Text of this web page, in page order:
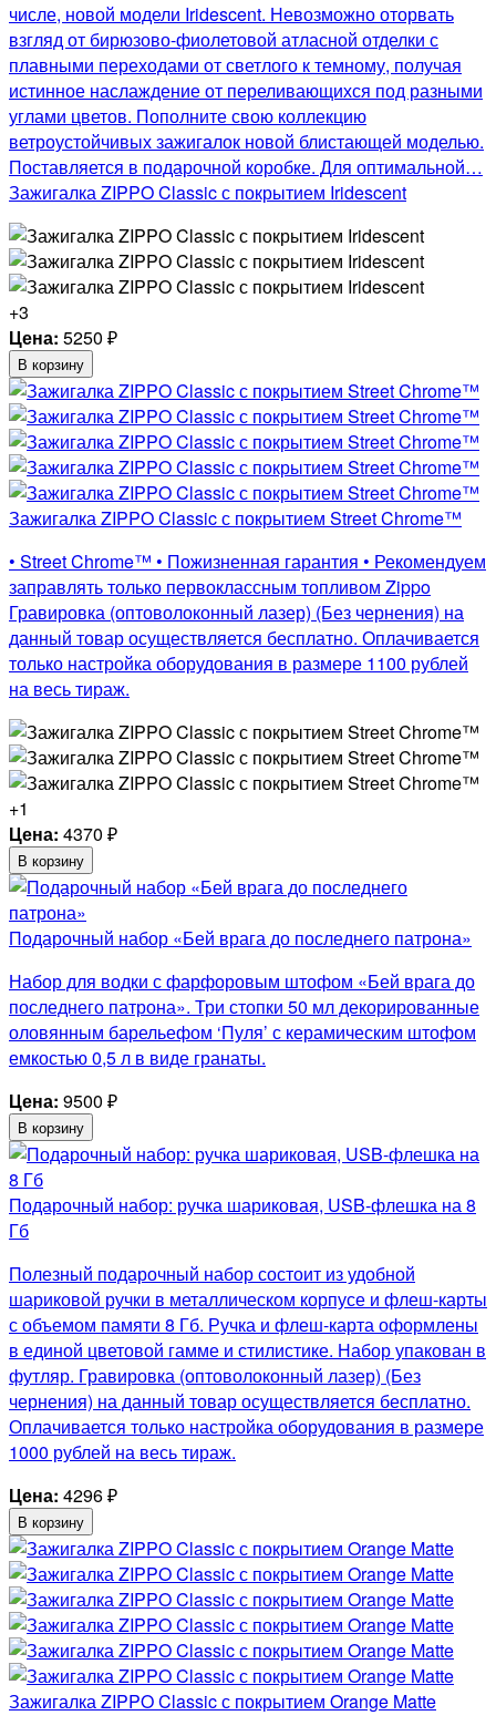
числе, новой модели Iridescent. Невозможно оторвать
взгляд от бирюзово-фиолетовой атласной отделки с
плавными переходами от светлого к темному, получая
истинное наслаждение от переливающихся под разными
углами цветов. Пополните свою коллекцию
ветроустойчивых зажигалок новой блистающей моделью.
Поставляется в подарочной коробке. Для оптимальной…
Зажигалка ZIPPO Classic с покрытием Iridescent
+3
Цена: 5250 ₽
В корзину
Зажигалка ZIPPO Classic с покрытием Street Chrome™
• Street Chrome™ • Пожизненная гарантия • Рекомендуем
заправлять только первоклассным топливом Zippo
Гравировка (оптоволоконный лазер) (Без чернения) на
данный товар осуществляется бесплатно. Оплачивается
только настройка оборудования в размере 1100 рублей
на весь тираж.
+1
Цена: 4370 ₽
В корзину
Подарочный набор «Бей врага до последнего патрона»
Набор для водки с фарфоровым штофом «Бей врага до
последнего патрона». Три стопки 50 мл декорированные
оловянным барельефом ‘Пуля’ с керамическим штофом
емкостью 0,5 л в виде гранаты.
Цена: 9500 ₽
В корзину
Подарочный набор: ручка шариковая, USB-флешка на 8
Гб
Полезный подарочный набор состоит из удобной
шариковой ручки в металлическом корпусе и флеш-карты
с объемом памяти 8 Гб. Ручка и флеш-карта оформлены
в единой цветовой гамме и стилистике. Набор упакован в
футляр. Гравировка (оптоволоконный лазер) (Без
чернения) на данный товар осуществляется бесплатно.
Оплачивается только настройка оборудования в размере
1000 рублей на весь тираж.
Цена: 4296₽
В корзину
Зажигалка ZIPPO Classic с покрытием Orange Matte